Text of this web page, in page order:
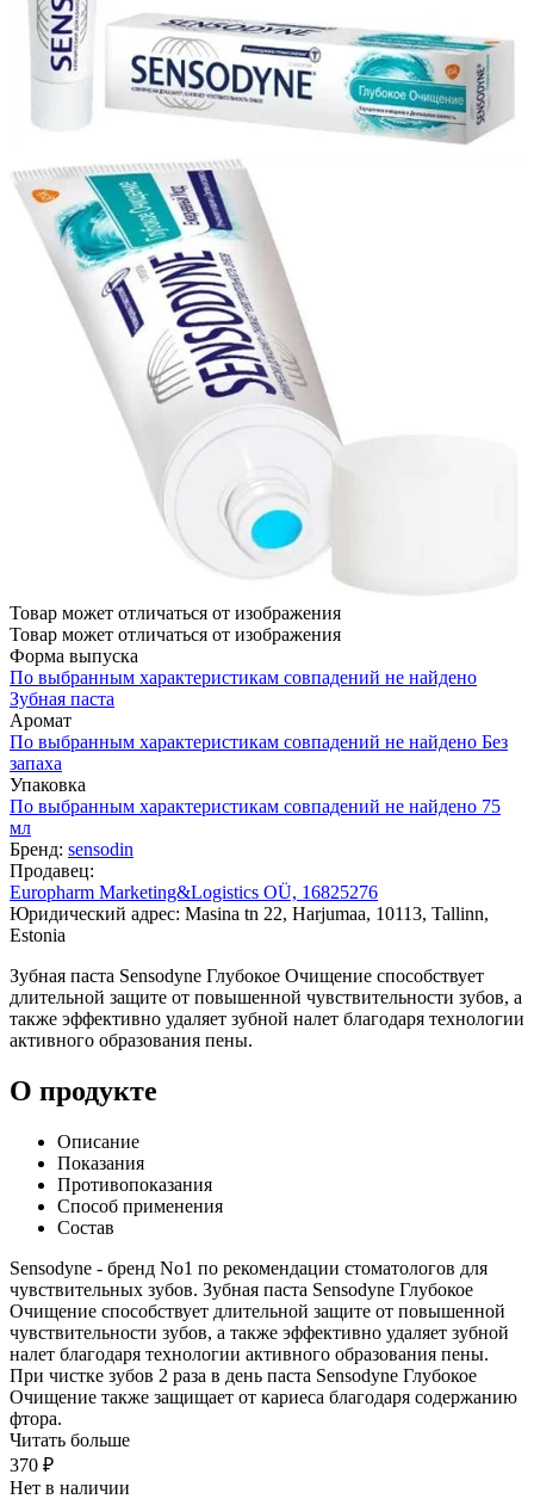
Товар может отличаться от изображения
Товар может отличаться от изображения
Форма выпуска
По выбранным характеристикам совпадений не найдено
Зубная паста
Аромат
По выбранным характеристикам совпадений не найдено Без
запаха
Упаковка
По выбранным характеристикам совпадений не найдено 75
мл
Бренд: sensodin
Продавец:
Europharm Marketing&Logistics OÜ, 16825276
Юридический адрес: Masina tn 22, Harjumaa, 10113, Tallinn,
Estonia
Зубная паста Sensodyne Глубокое Очищение способствует
длительной защите от повышенной чувствительности зубов, а
также эффективно удаляет зубной налет благодаря технологии
активного образования пены.
О продукте
Описание
Показания
Противопоказания
Способ применения
Состав
Sensodyne - бренд No1 по рекомендации стоматологов для
чувствительных зубов. Зубная паста Sensodyne Глубокое
Очищение способствует длительной защите от повышенной
чувствительности зубов, а также эффективно удаляет зубной
налет благодаря технологии активного образования пены.
При чистке зубов 2 раза в день паста Sensodyne Глубокое
Очищение также защищает от кариеса благодаря содержанию
фтора.
Читать больше
370 ₽
Нет в наличии